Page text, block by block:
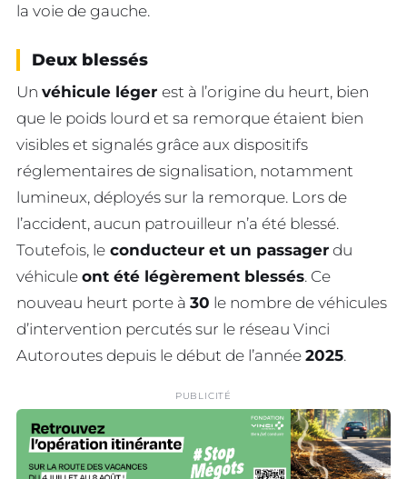
la voie de gauche.
Deux blessés
Un véhicule léger est à l’origine du heurt, bien
que le poids lourd et sa remorque étaient bien
visibles et signalés grâce aux dispositifs
réglementaires de signalisation, notamment
lumineux, déployés sur la remorque. Lors de
l’accident, aucun patrouilleur n’a été blessé.
Toutefois, le conducteur et un passager du
véhicule ont été légèrement blessés. Ce
nouveau heurt porte à 30 le nombre de véhicules
d’intervention percutés sur le réseau Vinci
Autoroutes depuis le début de l’année 2025.
PUBLICITÉ